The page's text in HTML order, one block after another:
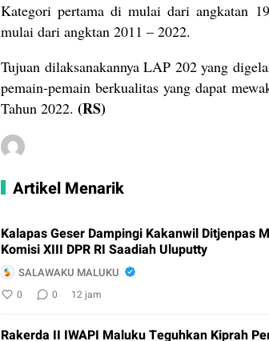
Kategori pertama di mulai dari angkatan
mulai dari angktan 2011 – 2022.
Tujuan dilaksanakannya LAP 202 yang
pemain-pemain berkualitas yang dapat
Tahun 2022. (RS)
Artikel Menarik
Kalapas Geser Dampingi Kakanwil Ditjenpas
Komisi XIII DPR RI Saadiah Uluputty
SALAWAKU MALUKU
0 0 12 jam
Rakerda II IWAPI Maluku Teguhkan Kiprah